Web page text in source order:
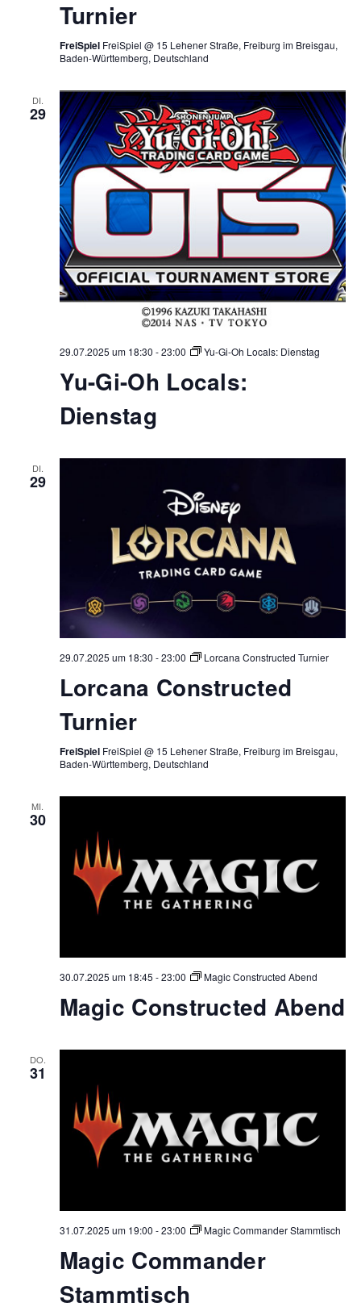
Turnier
FreiSpiel FreiSpiel @ 15 Lehener Straße, Freiburg im Breisgau,
Baden-Württemberg, Deutschland
DI.
29
29.07.2025 um 18:30 -23:00 Yu-Gi-Oh Locals: Dienstag
Yu-Gi-Oh Locals:
Dienstag
DI.
29
29.07.2025 um 18:30 -23:00 Lorcana Constructed Turnier
Lorcana Constructed
Turnier
FreiSpiel FreiSpiel @ 15 Lehener Straße, Freiburg im Breisgau,
Baden-Württemberg, Deutschland
MI.
30
30.07.2025 um 18:45 -23:00 Magic Constructed Abend
Magic Constructed Abend
DO.
31
31.07.2025 um 19:00 -23:00 Magic Commander Stammtisch
Magic Commander
Stammtisch